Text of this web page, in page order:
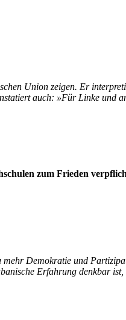
Union zeigen. Er
auch: »Für Linke und
zum Frieden
Demokratie und
Erfahrung denkbar